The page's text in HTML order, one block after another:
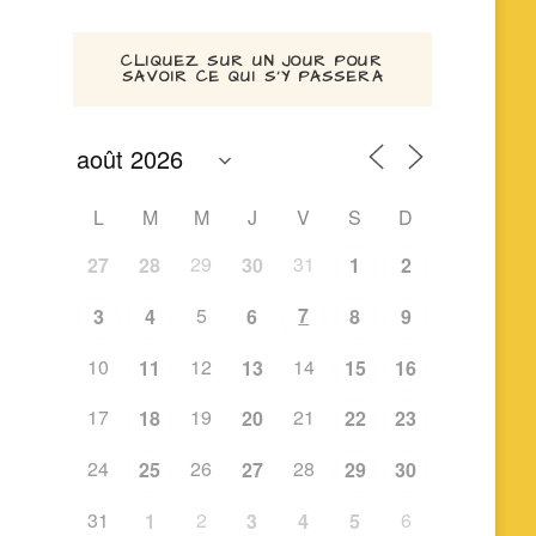
CLIQUEZ SUR UN JOUR POUR
SAVOIR CE QUI S’Y PASSERA
L M M J V S
D
27
28 29 30 31 1
2
3
4 5 6 7 8
9
10
11 12 13 14 15
16
17
18 19 20 21 22
23
24
25 26 27 28 29
30
31
1 2 3 4 5 6